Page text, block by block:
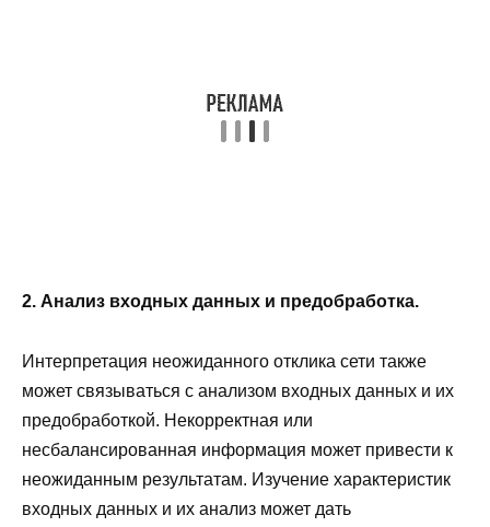
2. Анализ входных данных и предобработка.
Интерпретация неожиданного отклика сети также
может связываться с анализом входных данных и их
предобработкой. Некорректная или
несбалансированная информация может привести к
неожиданным результатам. Изучение характеристик
входных данных и их анализ может дать